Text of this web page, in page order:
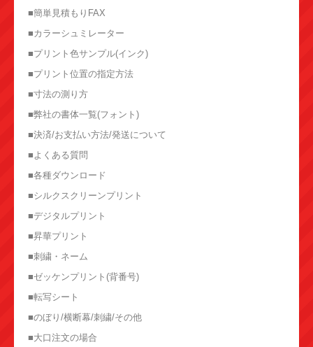
■簡単見積もりFAX
■カラーシュミレーター
■プリント色サンプル(インク)
■プリント位置の指定方法
■寸法の測り方
■弊社の書体一覧(フォント)
■決済/お支払い方法/発送について
■よくある質問
■各種ダウンロード
■シルクスクリーンプリント
■デジタルプリント
■昇華プリント
■刺繍・ネーム
■ゼッケンプリント(背番号)
■転写シート
■のぼり/横断幕/刺繍/その他
■大口注文の場合